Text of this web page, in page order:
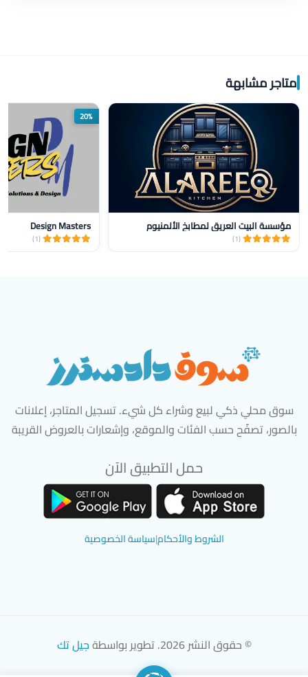
متاجر مشابهة
مؤسسة البيت العريق لمطابخ الألمنيوم
(1)
20%
Design Masters
(1)
سوق محلي ذكي لبيع وشراء كل شيء. تسجيل المتاجر، إعلانات
بالصور، تصفّح حسب الفئات والموقع، وإشعارات بالعروض القريبة
حمل التطبيق الآن
الشروط والأحكام|سياسة الخصوصية
© حقوق النشر 2026. تطوير بواسطة جيل تك